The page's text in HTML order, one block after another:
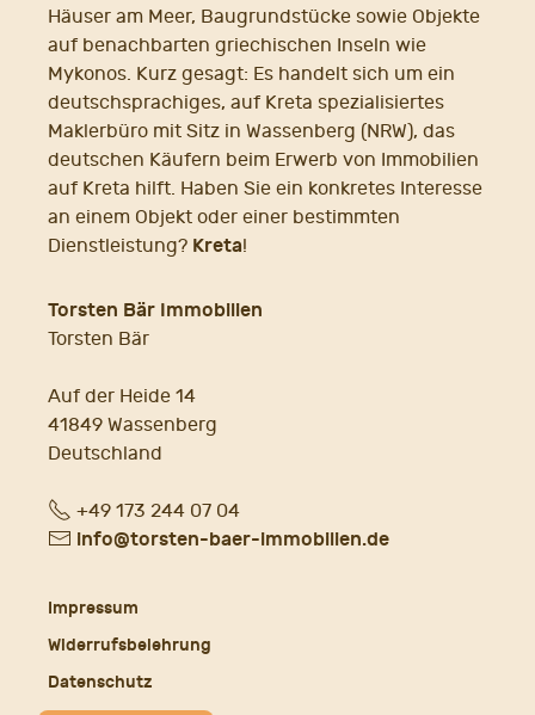
Häuser am Meer, Baugrundstücke sowie Objekte
auf benachbarten griechischen Inseln wie
Mykonos. Kurz gesagt: Es handelt sich um ein
deutschsprachiges, auf Kreta spezialisiertes
Maklerbüro mit Sitz in Wassenberg (NRW), das
deutschen Käufern beim Erwerb von Immobilien
auf Kreta hilft. Haben Sie ein konkretes Interesse
an einem Objekt oder einer bestimmten
Dienstleistung? Kreta!
Torsten Bär Immobilien
Torsten Bär
Auf der Heide 14
41849 Wassenberg
Deutschland
Fon+49 173 244 07 04
E- info@torsten-baer-immobilien.de
Impressum
Widerrufsbelehrung
Datenschutz